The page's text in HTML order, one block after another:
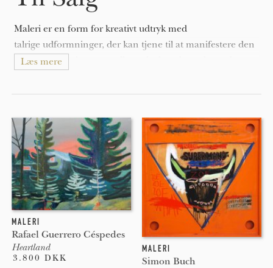
Maleri er en form for kreativt udtryk med
talrige udformninger, der kan tjene til at manifestere den
ekspressive og konceptuelle tanke hos den udøvende.
Malerier kan være naturalistiske og repræsentative (som i
fortællende (som i symbolisme), følelsesladede (som i
ekspressionisme), eller politiske (som i artivisme).
Læs mere
MALERI
Rafael Guerrero Céspedes
Heartland
3.800 DKK
MALERI
Simon Buch